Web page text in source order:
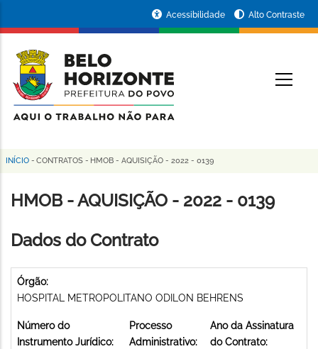
conteúdo
principal
da
Prefeitura
de
Horizonte
Acessibilidade Alto Contraste
Trilha
de
INÍCIO - CONTRATOS - HMOB - AQUISIÇÃO - 2022 - 0139
HMOB - AQUISIÇÃO - 2022 - 0139
Dados do Contrato
Órgão:
HOSPITAL METROPOLITANO ODILON BEHRENS
Número do
Instrumento Jurídico:
Processo
Administrativo:
Ano da Assinatura
do Contrato: